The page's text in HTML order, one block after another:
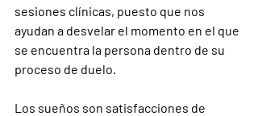
sesiones clínicas, puesto que nos
ayudan a desvelar el momento en el que
se encuentra la persona dentro de su
proceso de duelo.
Los sueños son satisfacciones de